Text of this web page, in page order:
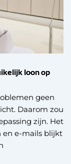
loon op
geen
Daarom zou
zijn. Het
en e-mails blijkt